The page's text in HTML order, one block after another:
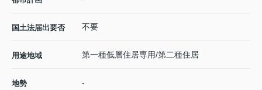
国土法届出要否 不要
用途地域 第一種低層住居専用/第二種住居
地勢 -